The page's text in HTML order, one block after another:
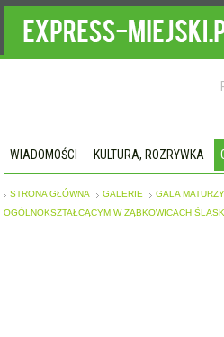
WIADOMOŚCI KULTURA, ROZRYWKA
STRONA GŁÓWNA GALERIE
GALA
OGÓLNOKSZTAŁCĄCYM W ZĄBKOWICACH